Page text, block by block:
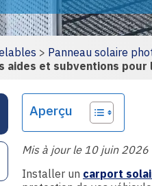
> Panneau solaire
aides et subventions
Aperçu
Mis à jour le 10 juin 2026
Installer un carport